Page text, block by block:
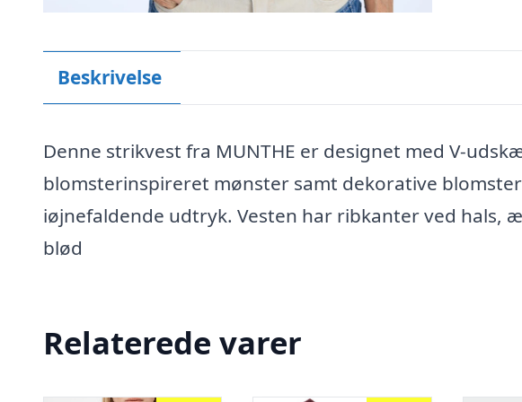
Beskrivelse
Denne strikvest fra MUNTHE er designet med V-
blomsterinspireret mønster samt dekorative
iøjnefaldende udtryk. Vesten har ribkanter ved hals,
blød
Relaterede varer